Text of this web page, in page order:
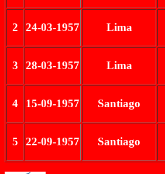
2 24-03-1957 Lima
3 28-03-1957 Lima
4 15-09-1957 Santiago
5 22-09-1957 Santiago